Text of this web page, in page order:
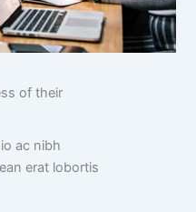
of their
ac nibh
erat lobortis